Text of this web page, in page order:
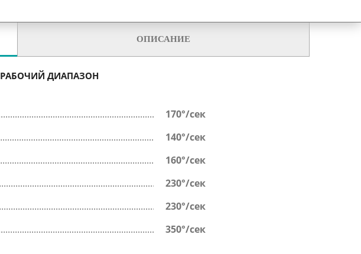
ОПИСАНИЕ
РАБОЧИЙ ДИАПАЗОН
170°/сек
140°/сек
160°/сек
230°/сек
230°/сек
350°/сек